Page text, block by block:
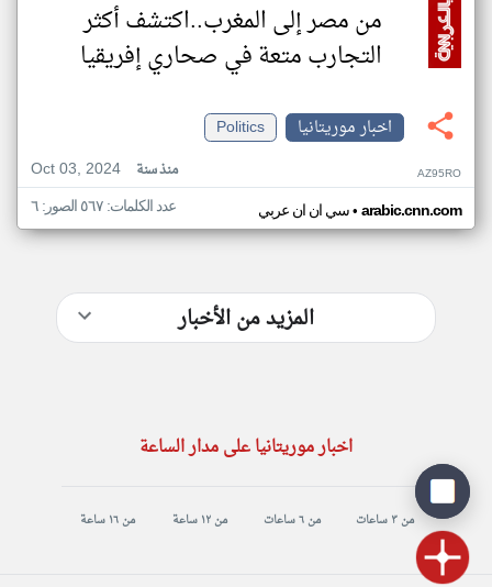
من مصر إلى المغرب..اكتشف أكثر
التجارب متعة في صحاري إفريقيا
اخبار موريتانيا
Politics
Oct 03, 2024
منذ سنة AZ95RO
سي ان ان عربي• arabic.cnn.com عدد الكلمات: ٥٦٧ الصور: ٦
المزيد من الأخبار
اخبار موريتانيا على مدار الساعة
من ٣ ساعات من ٦ ساعات من ١٢ ساعة من ١٦ ساعة